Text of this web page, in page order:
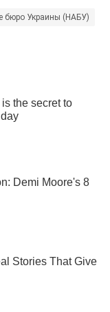
бюро Украины (НАБУ)